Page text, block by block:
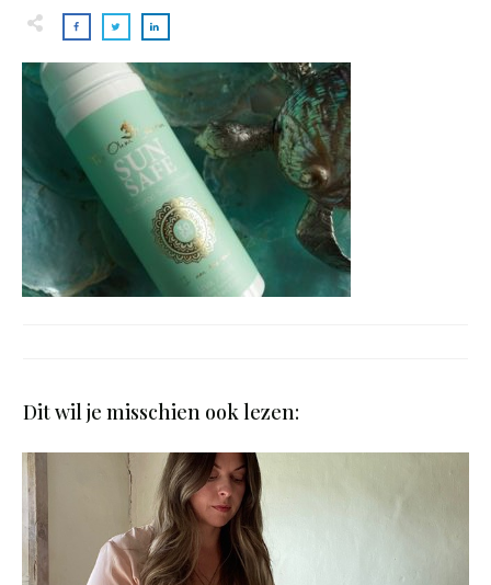
Dit wil je misschien ook lezen: